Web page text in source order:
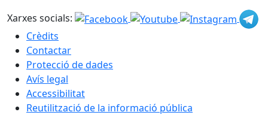
Xarxes socials:
Crèdits
Contactar
Protecció de dades
Avís legal
Accessibilitat
Reutilització de la informació pública